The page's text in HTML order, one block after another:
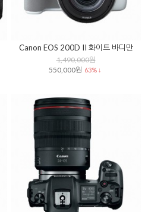
Canon EOS 200D II 화이트 바디만
1,490,000원
550,000원 63% ↓